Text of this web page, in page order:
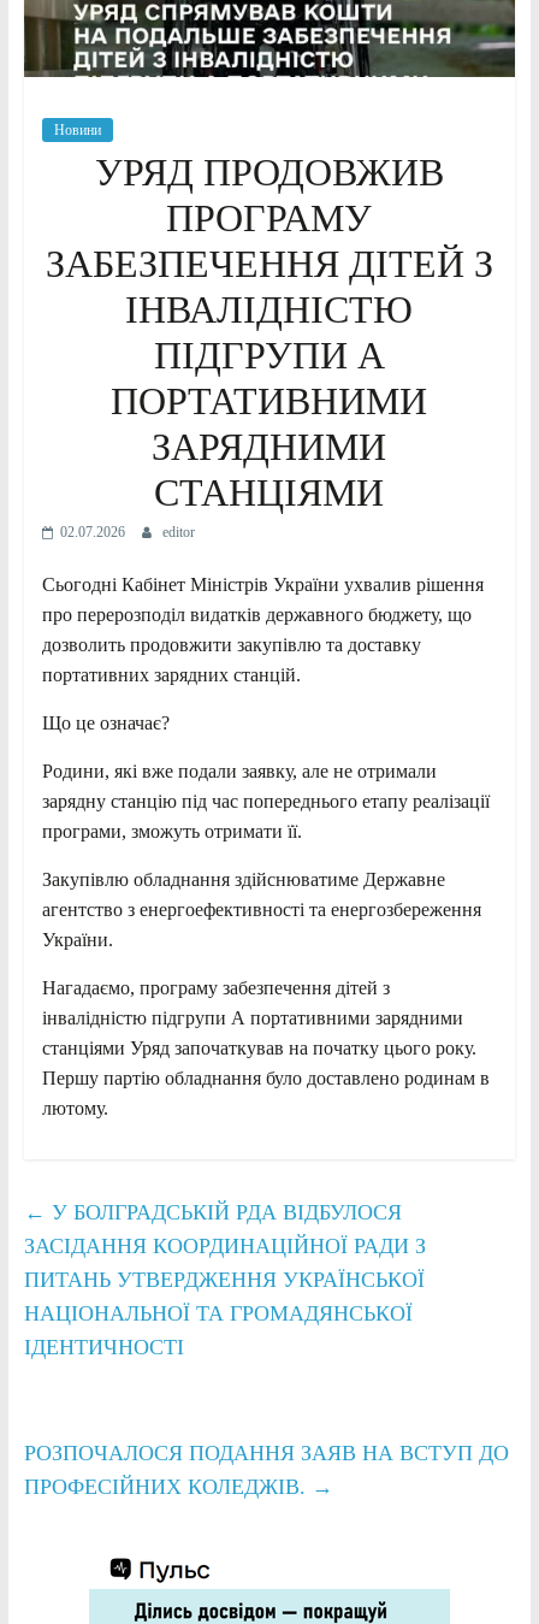
Новини
УРЯД ПРОДОВЖИВ
ПРОГРАМУ
ЗАБЕЗПЕЧЕННЯ ДІТЕЙ З
ІНВАЛІДНІСТЮ
ПІДГРУПИ А
ПОРТАТИВНИМИ
ЗАРЯДНИМИ
СТАНЦІЯМИ
02.07.2026 editor
Сьогодні Кабінет Міністрів України ухвалив рішення
про перерозподіл видатків державного бюджету, що
дозволить продовжити закупівлю та доставку
портативних зарядних станцій.
Що це означає?
Родини, які вже подали заявку, але не отримали
зарядну станцію під час попереднього етапу реалізації
програми, зможуть отримати її.
Закупівлю обладнання здійснюватиме Державне
агентство з енергоефективності та енергозбереження
України.
Нагадаємо, програму забезпечення дітей з
інвалідністю підгрупи А портативними зарядними
станціями Уряд започаткував на початку цього року.
Першу партію обладнання було доставлено родинам в
лютому.
← У БОЛГРАДСЬКІЙ РДА ВІДБУЛОСЯ
ЗАСІДАННЯ КООРДИНАЦІЙНОЇ РАДИ З
ПИТАНЬ УТВЕРДЖЕННЯ УКРАЇНСЬКОЇ
НАЦІОНАЛЬНОЇ ТА ГРОМАДЯНСЬКОЇ
ІДЕНТИЧНОСТІ
РОЗПОЧАЛОСЯ ПОДАННЯ ЗАЯВ НА ВСТУП ДО
ПРОФЕСІЙНИХ КОЛЕДЖІВ. →